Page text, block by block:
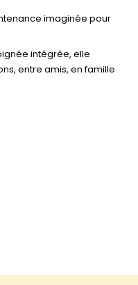
imaginée pour
intégrée, elle
entre amis, en famille